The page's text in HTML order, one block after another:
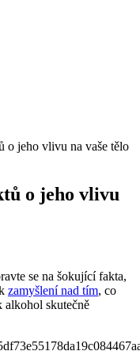
o jeho vlivu na vaše tělo
o jeho vlivu
se na šokující fakta,
zamyšlení nad tím, co
alkohol skutečně